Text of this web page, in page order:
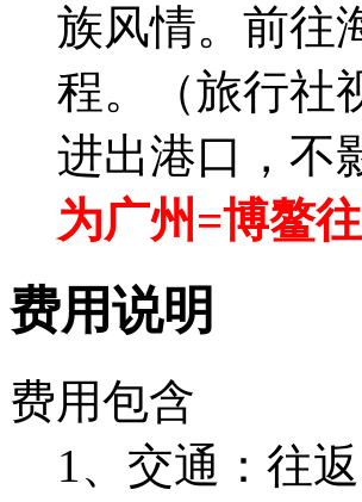
族风情。前往
程。（旅行社
进出港口，不
为广州=博鳌
费用说明
费用包含
1、交通：往